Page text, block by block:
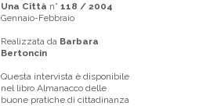
Una Città n° 118 / 2004
Gennaio-Febbraio
Realizzata da Barbara
Bertoncin
Questa intervista è disponibile
nel libro Almanacco delle
buone pratiche di cittadinanza